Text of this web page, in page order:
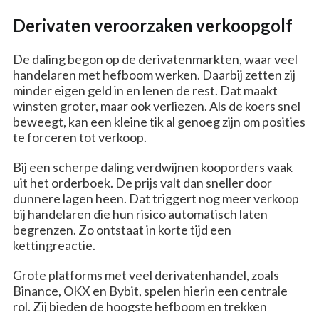
Derivaten veroorzaken verkoopgolf
De daling begon op de derivatenmarkten, waar veel
handelaren met hefboom werken. Daarbij zetten zij
minder eigen geld in en lenen de rest. Dat maakt
winsten groter, maar ook verliezen. Als de koers snel
beweegt, kan een kleine tik al genoeg zijn om posities
te forceren tot verkoop.
Bij een scherpe daling verdwijnen kooporders vaak
uit het orderboek. De prijs valt dan sneller door
dunnere lagen heen. Dat triggert nog meer verkoop
bij handelaren die hun risico automatisch laten
begrenzen. Zo ontstaat in korte tijd een
kettingreactie.
Grote platforms met veel derivatenhandel, zoals
Binance, OKX en Bybit, spelen hierin een centrale
rol. Zij bieden de hoogste hefboom en trekken